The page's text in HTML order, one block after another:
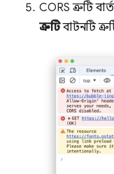
CORS ত্রুটি
ত্রুটিবাটনটি